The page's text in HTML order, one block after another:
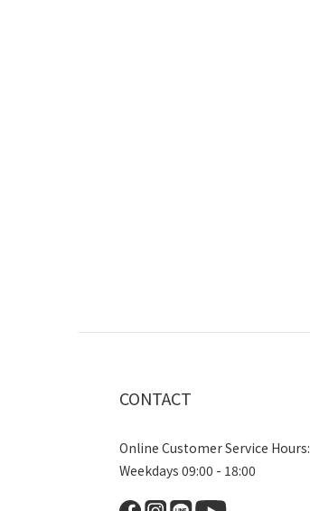
CONTACT
Online Customer Service Hours:
Weekdays 09:00 - 18:00